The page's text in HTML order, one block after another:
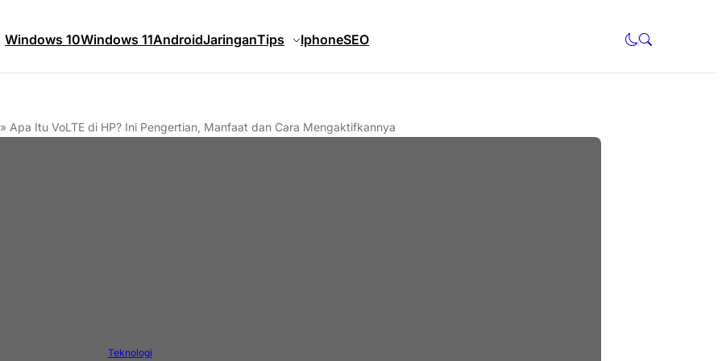
Windows 10Windows 11AndroidJaringanTips IphoneSEO
Apa Itu VoLTE di HP? Ini Pengertian, Manfaat dan Cara Mengaktifkannya
Teknologi